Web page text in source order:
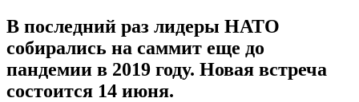
В последний раз лидеры НАТО
собирались на саммит еще до
пандемии в 2019 году. Новая встреча
состоится 14 июня.